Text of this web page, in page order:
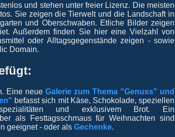
und stehen unter freier Lizenz. Die meisten
Sie zeigen die Tierwelt und die Landschaft in
und Oberschwaben. Etliche Bilder zeigen
Außerdem finden Sie hier eine Vielzahl von
oder Alltagsgegenstände zeigen - sowie
Domain.
Eine neue Galerie zum Thema "Genuss" und
befasst sich mit Käse, Schokolade, speziellen
und exklusivem Brot. Ein
als Festtagsschmaus für Weihnachten sind
geeignet - oder als Gechenke.